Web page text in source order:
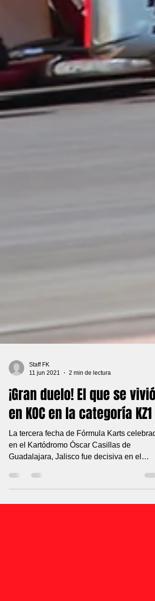
Staff FK
11 jun 2021
2 min de lectura
¡Gran duelo! El que se vivió
en KOC en la categoría KZ1
La tercera fecha de Fórmula Karts
en el Kartódromo Óscar Casillas de